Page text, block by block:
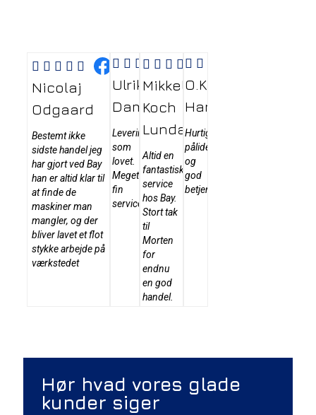
    
Nicolaj
Odgaard
Læs
mere
Bestemt ikke
sidste handel jeg
har gjort ved Bay
han er altid klar til
at finde de
maskiner man
mangler, og der
bliver lavet et flot
stykke arbejde på
værkstedet
    
Ulrik
Damsgaard
Læs
mere
Levering
som
lovet.
Meget
fin
service
    
Mikkel
Koch
Lundahl
Læs
mere
Altid en
fantastisk
service
hos Bay.
Stort tak
til
Morten
for
endnu
en god
handel.
 
O.K.
Hansen
Hurtige,
pålidelige
og
god
betjening
Hør hvad vores glade
kunder siger